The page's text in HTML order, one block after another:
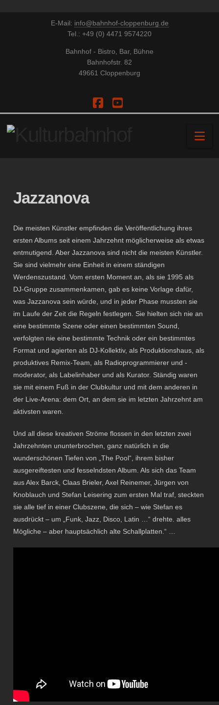
E-Mail: info@bahnhof-cloppenburg.de
Tel.: +49 (0) 4471 9574220
Bahnhof - Bistro, Bar, Bühne
Bahnhofstr. 82
49661 Cloppenburg
Facebook
YouTube
Jazzanova
Die meisten Künstler empfinden die Veröffentlichung ihres
ersten Albums seit einem Jahrzehnt möglicherweise als etwas
entmutigend. Aber Jazzanova sind nicht die meisten Künstler.
Sie sind vielmehr eine Einheit in einem ständigen
Werdenszustand. Vom ersten Moment an, als sie 1995 als
DJ-Gruppe zusammenkamen, gab es keine Vorlage dafür,
was Jazzanova sein würde, und in jeder Phase mussten sie
im Laufe der Zeit die Regeln festlegen. Sie hielten sich nie an
eine bestimmte Szene oder einen bestimmten Sound,
verfolgten nie eine bestimmte Technik oder ein bestimmtes
Format und agierten als DJ-Kollektiv, als Produktionshaus, als
produktives Remix-Team, als Radioprogrammierer und -
moderator, als Labelinhaber und als Kurator. Ständig waren
sie mit einem Fuß in der Clubkultur und mit dem anderen in
der Live-Arena: dem Ort, an dem sie im letzten Jahrzehnt am
aktivsten waren.
Und all diese kreativen Ströme flossen in den letzten zwei
Jahrzehnten ununterbrochen, ganz natürlich in die
wunderschönen Tiefen von „The Pool“, ihrem bisher
ausgereiftesten und fesselndsten Album. Als sich das Team
aus Alex Barck, Claas Brieler, Axel Reinemer, Jürgen von
Knoblauch und Stefan Leisering zum ersten Mal traf, steckten
sie alle tief in einer Clubszene, die sich – wie Stefan es
ausdrückt – um „Funk, Jazz, Disco, Latin …“ drehte. alles
Mögliche – aber hauptsächlich alte Schallplatten.“ …